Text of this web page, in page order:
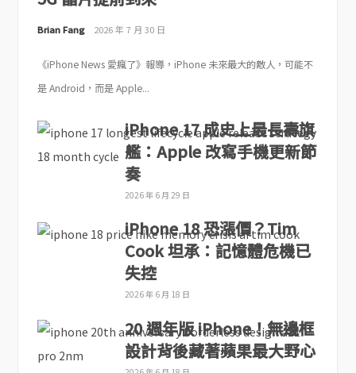
Brian Fang 2026 年 7 月 30 日
《iPhone News 愛瘋了》報導，iPhone 未來最大的敵人，可能不
是 Android，而是 Apple...
iPhone 17 成史上最長壽旗
艦：Apple 改寫手機更新節
奏
2026 年 6 月 29 日
iPhone 18 恐漲價？Tim
Cook 坦承：記憶體危機已
失控
2026 年 6 月 18 日
20 週年版 iPhone！無邊框
設計背後藏著蘋果最大野心